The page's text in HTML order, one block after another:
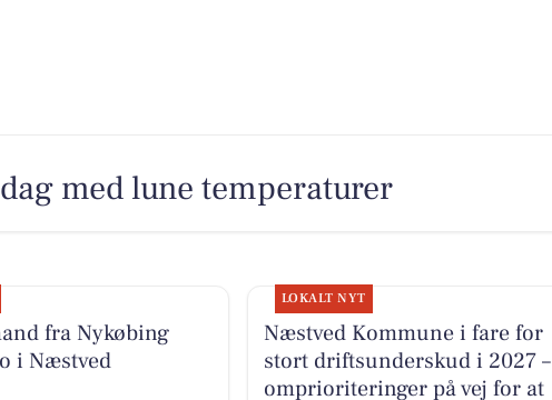
med lune temperaturer
fra Nykøbing
i Næstved
LOKALT NYT
Næstved Kommune i fare for
stort driftsunderskud i 2027 –
omprioriteringer på vej for at